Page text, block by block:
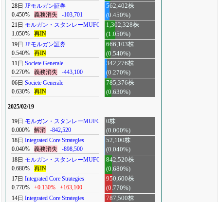
28日 JPモルガン証券
0.450%
義務消失 -103,701
562,402株
(0.450%)
21日 モルガン・スタンレーMUFG
1.050%
再IN
1,302,328株
(1.050%)
19日 JPモルガン証券
0.540%
再IN
666,103株
(0.540%)
11日 Societe Generale
0.270%
義務消失 -443,100
342,276株
(0.270%)
06日 Societe Generale
0.630%
再IN
785,376株
(0.630%)
2025/02/19
19日 モルガン・スタンレーMUFG
0.000%
解消 -842,520
0株
(0.000%)
18日 Integrated Core Strategies
0.040%
義務消失 -898,500
52,100株
(0.040%)
18日 モルガン・スタンレーMUFG
0.680%
再IN
842,520株
(0.680%)
17日 Integrated Core Strategies
0.770%
+0.130% +163,100
950,600株
(0.770%)
14日 Integrated Core Strategies
787,500株